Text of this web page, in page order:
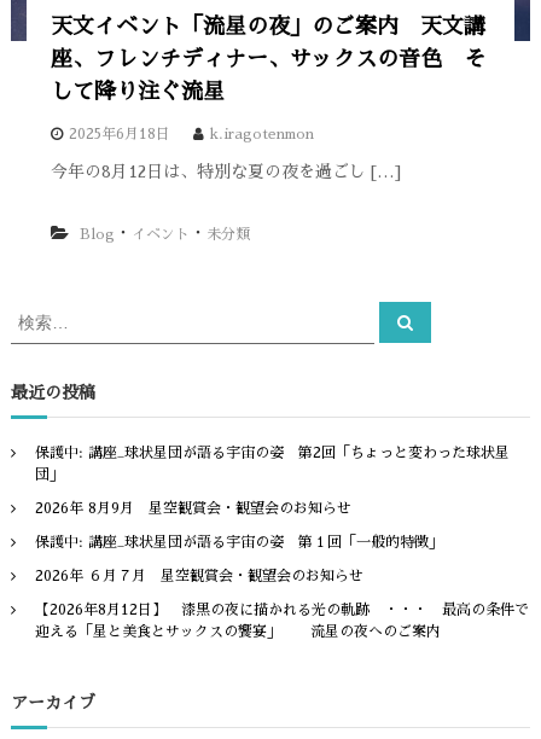
ら
天文イベント「流星の夜」のご案内 天文講
座、フレンチディナー、サックスの音色 そ
して降り注ぐ流星
2025年6月18日 k.iragotenmon
今年の8月12日は、特別な夏の夜を過ごし […]
Blog ・ イベント ・ 未分類
検
象
:
検
索
最近の投稿
保護中: 講座_球状星団が語る宇宙の姿 第2回「ちょっと変わった球状星
団」
2026年 8月9月 星空観賞会・観望会のお知らせ
保護中: 講座_球状星団が語る宇宙の姿 第１回「一般的特徴」
2026年 ６月７月 星空観賞会・観望会のお知らせ
【2026年8月12日】 漆黒の夜に描かれる光の軌跡 ・・・ 最高の条件で
迎える「星と美食とサックスの饗宴」 流星の夜へのご案内
アーカイブ